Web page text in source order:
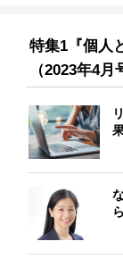
特集1『個人
（2023年4月